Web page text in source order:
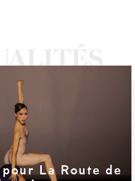
La Route de